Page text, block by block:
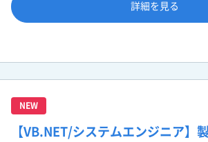
詳細を見る
NEW
【VB.NET/システムエンジニア】